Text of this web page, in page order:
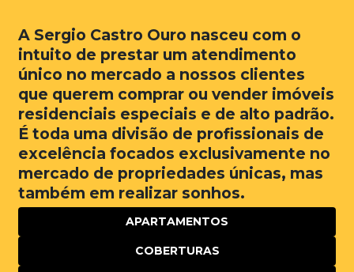
A Sergio Castro Ouro nasceu com o
intuito de prestar um atendimento
único no mercado a nossos clientes
que querem comprar ou vender imóveis
residenciais especiais e de alto padrão.
É toda uma divisão de profissionais de
excelência focados exclusivamente no
mercado de propriedades únicas, mas
também em realizar sonhos.
APARTAMENTOS
COBERTURAS